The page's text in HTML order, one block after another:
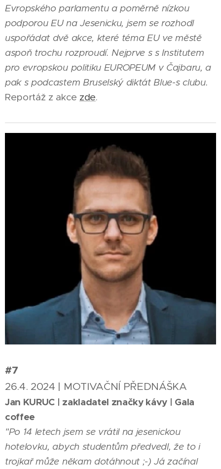
Evropského parlamentu a poměrně nízkou
podporou EU na Jesenicku, jsem se rozhodl
uspořádat dvě akce, které téma EU ve městě
aspoň trochu rozproudí. Nejprve s s Institutem
pro evropskou politiku EUROPEUM v Čajbaru, a
pak s podcastem Bruselský diktát Blue-s clubu.
Reportáž z akce zde.
#7
26.4. 2024 | MOTIVAČNÍ PŘEDNÁŠKA
Jan KURUC | zakladatel značky kávy | Gala
coffee
"Po 14 letech jsem se vrátil na jesenickou
hotelovku, abych studentům předvedl, že to i
trojkař může někam dotáhnout ;-) Já začínal